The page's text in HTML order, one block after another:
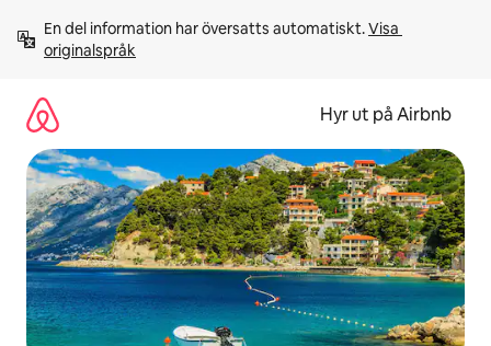
innehåll
En del information har översatts automatiskt. Visa
originalspråk
Hyr ut på Airbnb